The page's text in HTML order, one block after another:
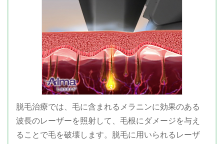
脱毛治療では、毛に含まれるメラニンに効果のある
波長のレーザーを照射して、毛根にダメージを与え
ることで毛を破壊します。脱毛に用いられるレーザ